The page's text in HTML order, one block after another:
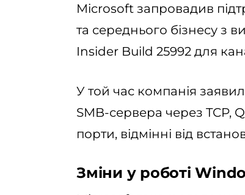
Microsoft запровадив
та середнього бізнесу з
Insider Build 25992 для
У той час компанія
SMB-сервера через TCP,
порти, відмінні від
Зміни у роботі